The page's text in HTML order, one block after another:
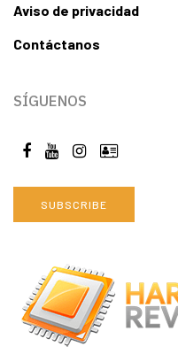
Aviso de privacidad
Contáctanos
SÍGUENOS
SUBSCRIBE